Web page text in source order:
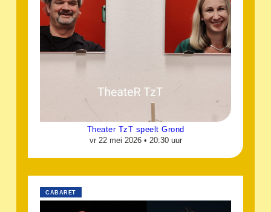
Theater TzT speelt Grond
vr 22 mei 2026 • 20:30 uur
CABARET